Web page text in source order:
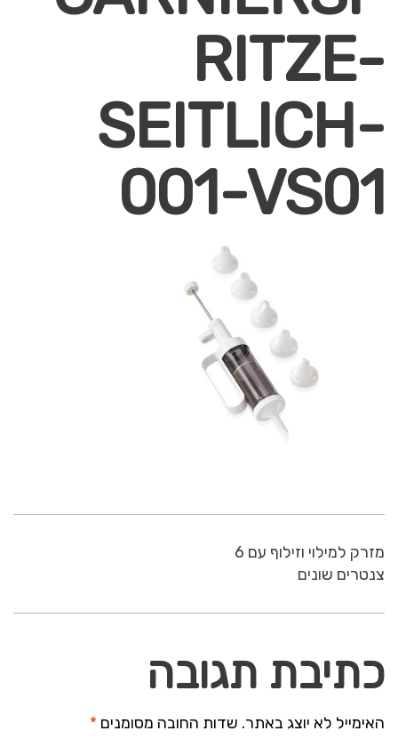
RITZE-
SEITLICH-
001-VS01
מזרק למילוי וזילוף עם 6
צנטרים שונים
כתיבת תגובה
האימייל לא יוצג באתר. שדות החובה מסומנים *